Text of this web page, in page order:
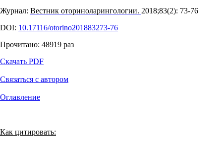
Журнал: Вестник оториноларингологии. 2018;83(2): 73‑76
DOI: 10.17116/otorino201883273-76
Прочитано: 48919 раз
Скачать PDF
Связаться с автором
Оглавление
Как цитировать: